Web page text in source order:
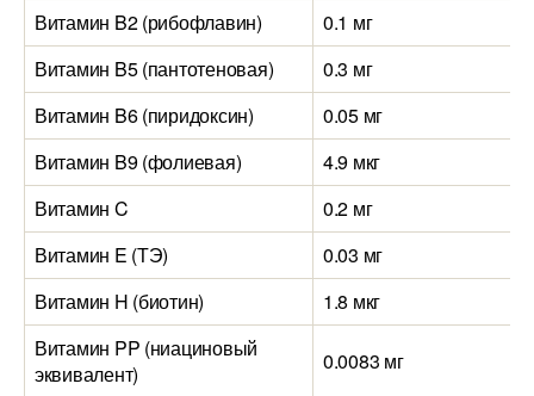
Витамин B2 (рибофлавин)
0.1 мг
Витамин B5 (пантотеновая)
0.3 мг
Витамин B6 (пиридоксин)
0.05 мг
Витамин B9 (фолиевая)
4.9 мкг
Витамин C
0.2 мг
Витамин E (ТЭ)
0.03 мг
Витамин H (биотин)
1.8 мкг
Витамин PP (ниациновый
эквивалент)
0.0083 мг